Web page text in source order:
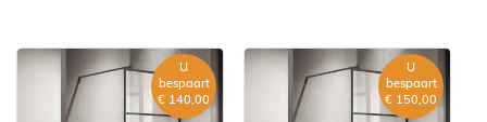
U
bespaart
€ 140,00
U
bespaart
€ 150,00